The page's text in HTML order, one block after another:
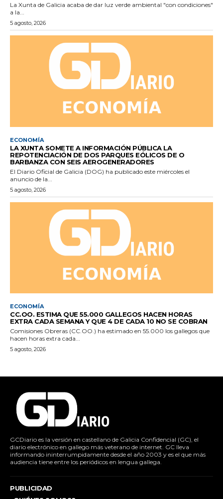
La Xunta de Galicia acaba de dar luz verde ambiental "con condiciones"
a la...
5 agosto, 2026
ECONOMÍA
LA XUNTA SOMETE A INFORMACIÓN PÚBLICA LA
REPOTENCIACIÓN DE DOS PARQUES EÓLICOS DE O
BARBANZA CON SEIS AEROGENERADORES
El Diario Oficial de Galicia (DOG) ha publicado este miércoles el
anuncio de la...
5 agosto, 2026
ECONOMÍA
CC.OO. ESTIMA QUE 55.000 GALLEGOS HACEN HORAS
EXTRA CADA SEMANA Y QUE 4 DE CADA 10 NO SE COBRAN
Comisiones Obreras (CC.OO.) ha estimado en 55.000 los gallegos que
hacen horas extra cada...
5 agosto, 2026
GCDiario es la versión en castellano de Galicia Confidencial (GC), el
diario electrónico en gallego más veterano de internet. GC lleva
informando ininterrumpidamente desde el año 2003 y es el que más
audiencia tiene entre los periódicos en lengua gallega.
PUBLICIDAD